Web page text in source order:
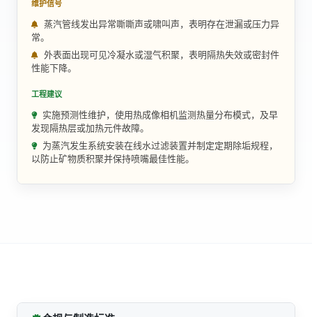
维护信号
蒸汽管线发出异常嘶嘶声或啸叫声，表明存在泄漏或压力异
常。
外表面出现可见冷凝水或湿气积聚，表明隔热失效或密封件
性能下降。
工程建议
实施预测性维护，使用热成像相机监测热量分布模式，及早
发现隔热层或加热元件故障。
为蒸汽发生系统安装在线水过滤装置并制定定期除垢规程，
以防止矿物质积聚并保持喷嘴最佳性能。